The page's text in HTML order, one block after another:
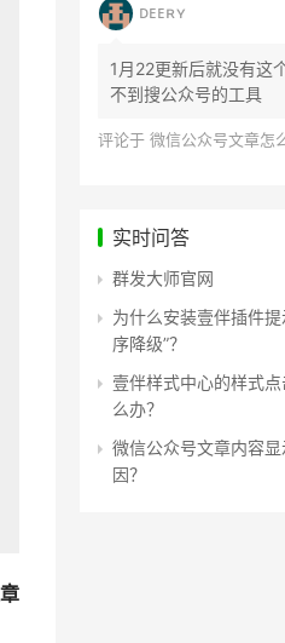
ᴅᴇᴇʀʏ
1月22更新后就没有这
不到搜公众号的工具
评论于 微信公众号文章怎么搜？如
实时问答
群发大师官网
为什么安装壹伴插件
序降级”？
壹伴样式中心的样式
么办？
微信公众号文章内容
因？